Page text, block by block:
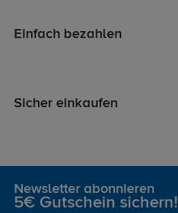
Einfach bezahlen
Sicher einkaufen
Newsletter abonnieren
5€ Gutschein sichern!